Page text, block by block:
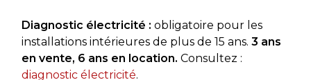
Diagnostic électricité : obligatoire pour les
installations intérieures de plus de 15 ans. 3 ans
en vente, 6 ans en location. Consultez :
diagnostic électricité.